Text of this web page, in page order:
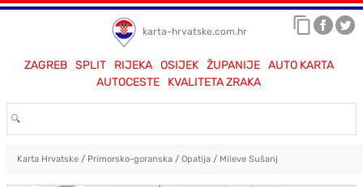
karta-hrvatske.com.hr
ZAGREB SPLIT RIJEKA OSIJEK ŽUPANIJE
AUTO KARTA
AUTOCESTE
KVALITETA ZRAKA
Karta Hrvatske/ Primorsko-goranska/ Opatija/ Mileve Sušanj